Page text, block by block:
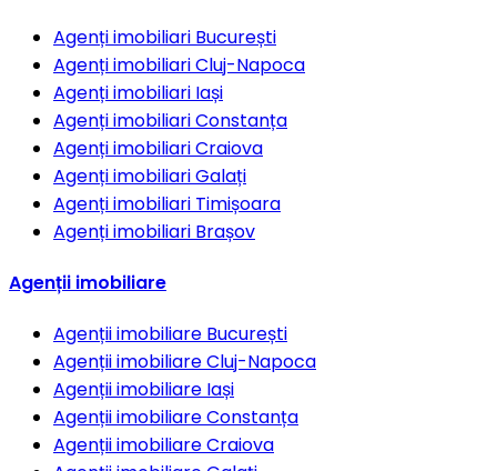
Agenți imobiliari București
Agenți imobiliariCluj-Napoca
Agenți imobiliari Iași
Agenți imobiliariConstanța
Agenți imobiliariCraiova
Agenți imobiliariGalați
Agenți imobiliari Timișoara
Agenți imobiliari Brașov
Agenții imobiliare
Agenții imobiliare București
Agenții imobiliareCluj-Napoca
Agenții imobiliare Iași
Agenții imobiliareConstanța
Agenții imobiliareCraiova